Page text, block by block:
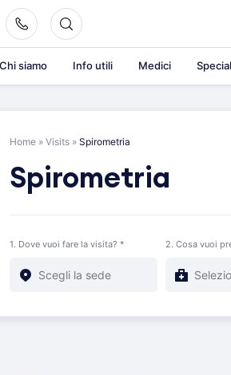
Chi siamo Info utili Medici
Home » Visits » Spirometria
Spirometria
1. Dove vuoi fare la visita? * 2. Cosa vuoi